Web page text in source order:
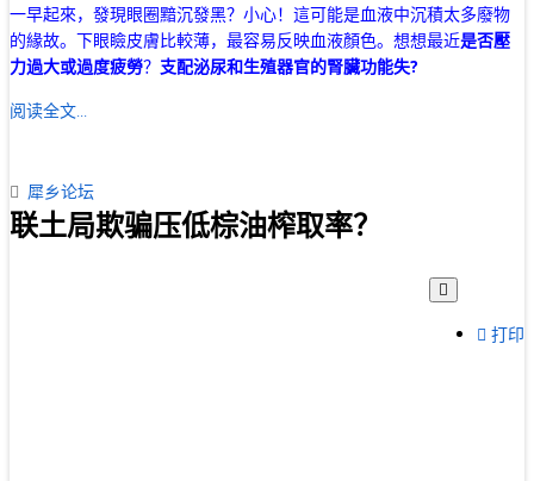
一早起來，發現眼圈黯沉發黑？小心！這可能是血液中沉積太多廢物
的緣故。下眼瞼皮膚比較薄，最容易反映血液顏色。想想最近是否壓
力過大或過度疲勞？ 支配泌尿和生殖器官的腎臟功能失?
阅读全文...
犀乡论坛
联土局欺骗压低棕油榨取率？
打印